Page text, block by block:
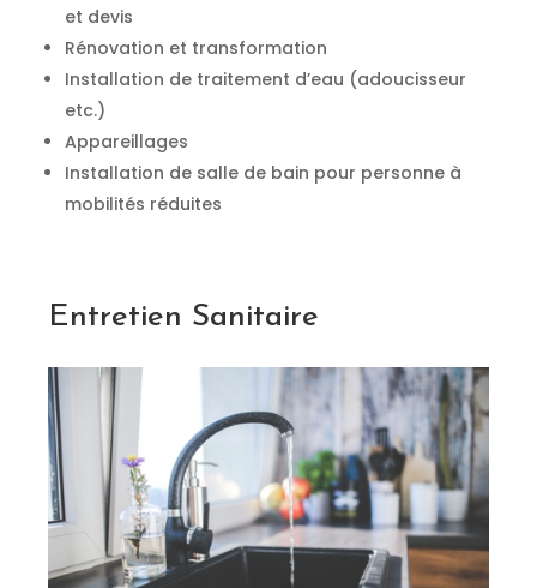
et devis
Rénovation et transformation
Installation de traitement d’eau (adoucisseur
etc.)
Appareillages
Installation de salle de bain pour personne à
mobilités réduites
Entretien Sanitaire